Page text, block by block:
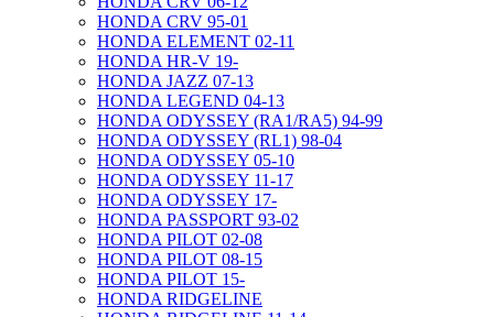
HONDA CRV 95-01
HONDA ELEMENT 02-11
HONDA HR-V 19-
HONDA JAZZ 07-13
HONDA LEGEND 04-13
HONDA ODYSSEY (RA1/RA5) 94-99
HONDA ODYSSEY (RL1) 98-04
HONDA ODYSSEY 05-10
HONDA ODYSSEY 11-17
HONDA ODYSSEY 17-
HONDA PASSPORT 93-02
HONDA PILOT 02-08
HONDA PILOT 08-15
HONDA PILOT 15-
HONDA RIDGELINE